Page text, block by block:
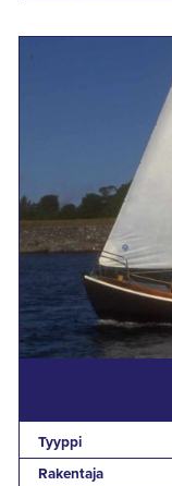
Tyyppi
Rakentaja